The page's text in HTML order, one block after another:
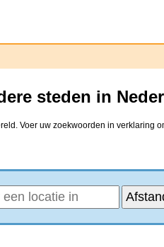
steden in
Voer uw zoekwoorden in verklaring